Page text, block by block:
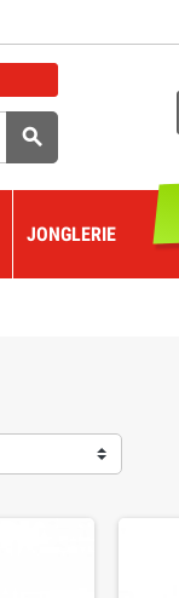

JONGLERIE